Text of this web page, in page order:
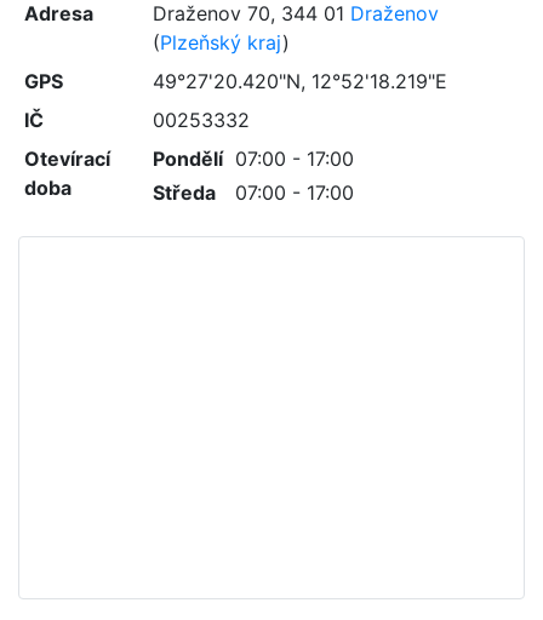
Adresa
Draženov 70, 344 01 Draženov
(Plzeňský kraj)
GPS
49°27'20.420"N, 12°52'18.219"E
IČ
00253332
Otevírací
doba
Pondělí 07:00 - 17:00
Středa
07:00 - 17:00